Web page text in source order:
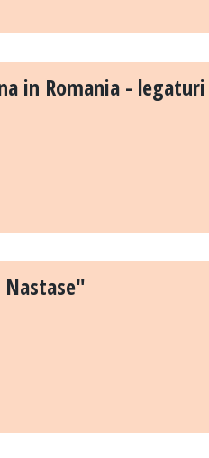
in Romania -